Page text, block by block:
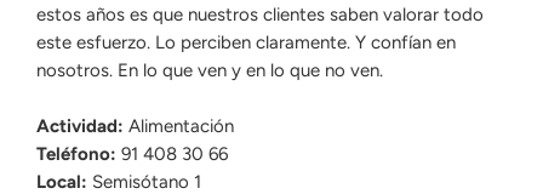
estos años es que nuestros clientes saben valorar todo
este esfuerzo. Lo perciben claramente. Y confían en
nosotros. En lo que ven y en lo que no ven.
Actividad: Alimentación
Teléfono: 91 408 30 66
Local: Semisótano 1